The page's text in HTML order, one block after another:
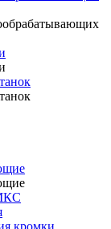
кромки